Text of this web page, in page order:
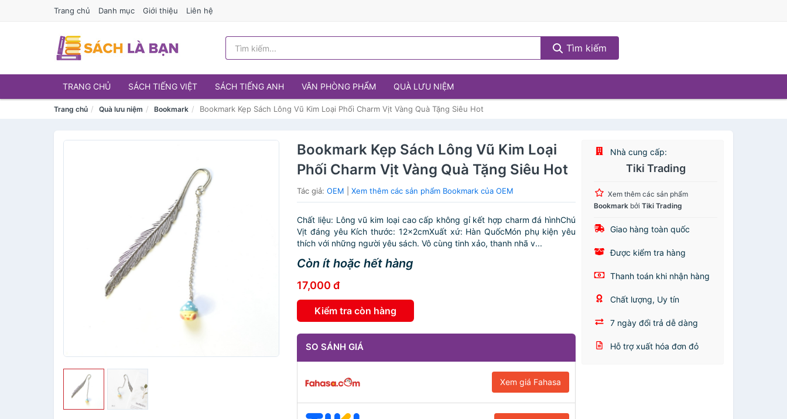
Trang chủ Danh mục Giới thiệu Liên hệ
Tìm kiếm
TRANG CHỦ SÁCH TIẾNG VIỆT SÁCH TIẾNG ANH VĂN PHÒNG PHẨM QUÀ LƯU NIỆM
Trang chủ Quà lưu niệm Bookmark Bookmark Kẹp Sách Lông Vũ Kim Loại Phối Charm Vịt Vàng Quà Tặng Siêu Hot
Bookmark Kẹp Sách Lông Vũ Kim Loại
Phối Charm Vịt Vàng Quà Tặng Siêu Hot
Tác giả:OEM |Xem thêm các sản phẩm Bookmark của OEM
Chất liệu: Lông vũ kim loại cao cấp không gỉ kết hợp charm đá hìnhChú
Vịt đáng yêu Kích thước: 12x2cmXuất xứ: Hàn QuốcMón phụ kiện yêu
thích với những người yêu sách. Vô cùng tinh xảo, thanh nhã v...
Còn ít hoặc hết hàng
17,000 đ
Kiểm tra còn hàng
SO SÁNH GIÁ
Xem giá Fahasa
Nhà cung cấp:
Tiki Trading
Xem thêm các sản phẩm
Bookmark bởiTiki Trading
Giao hàng toàn quốc
Được kiểm tra hàng
Thanh toán khi nhận hàng
Chất lượng, Uy tín
7 ngày đổi trả dễ dàng
Hỗ trợ xuất hóa đơn đỏ